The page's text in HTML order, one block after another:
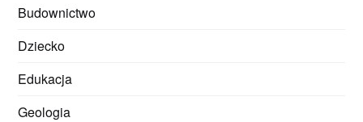
Budownictwo
Dziecko
Edukacja
Geologia